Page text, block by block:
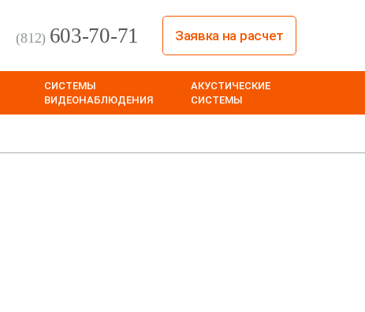
(812) 603-70-71 Заявка на расчет
СИСТЕМЫ
ВИДЕОНАБЛЮДЕНИЯ
АКУСТИЧЕСКИЕ
СИСТЕМЫ